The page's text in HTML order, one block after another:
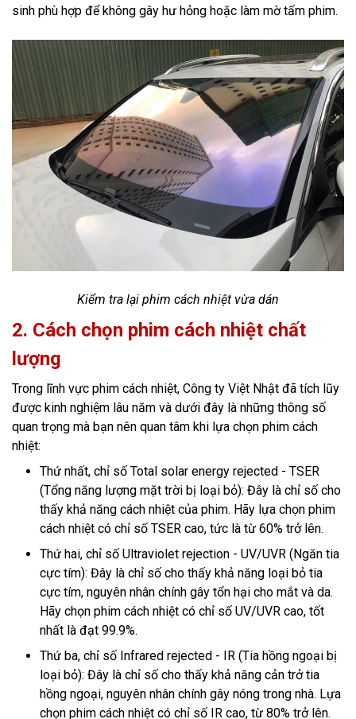
sinh phù hợp để không gây hư hỏng hoặc làm mờ tấm phim.
Kiểm tra lại phim cách nhiệt vừa dán
2. Cách chọn phim cách nhiệt chất
lượng
Trong lĩnh vực phim cách nhiệt, Công ty Việt Nhật đã tích lũy
được kinh nghiệm lâu năm và dưới đây là những thông số
quan trọng mà bạn nên quan tâm khi lựa chọn phim cách
nhiệt:
Thứ nhất, chỉ số Total solar energy rejected - TSER
(Tổng năng lượng mặt trời bị loại bỏ): Đây là chỉ số cho
thấy khả năng cách nhiệt của phim. Hãy lựa chọn phim
cách nhiệt có chỉ số TSER cao, tức là từ 60% trở lên.
Thứ hai, chỉ số Ultraviolet rejection - UV/UVR (Ngăn tia
cực tím): Đây là chỉ số cho thấy khả năng loại bỏ tia
cực tím, nguyên nhân chính gây tổn hại cho mắt và da.
Hãy chọn phim cách nhiệt có chỉ số UV/UVR cao, tốt
nhất là đạt 99.9%.
Thứ ba, chỉ số Infrared rejected - IR (Tia hồng ngoại bị
loại bỏ): Đây là chỉ số cho thấy khả năng cản trở tia
hồng ngoại, nguyên nhân chính gây nóng trong nhà. Lựa
chọn phim cách nhiệt có chỉ số IR cao, từ 80% trở lên.